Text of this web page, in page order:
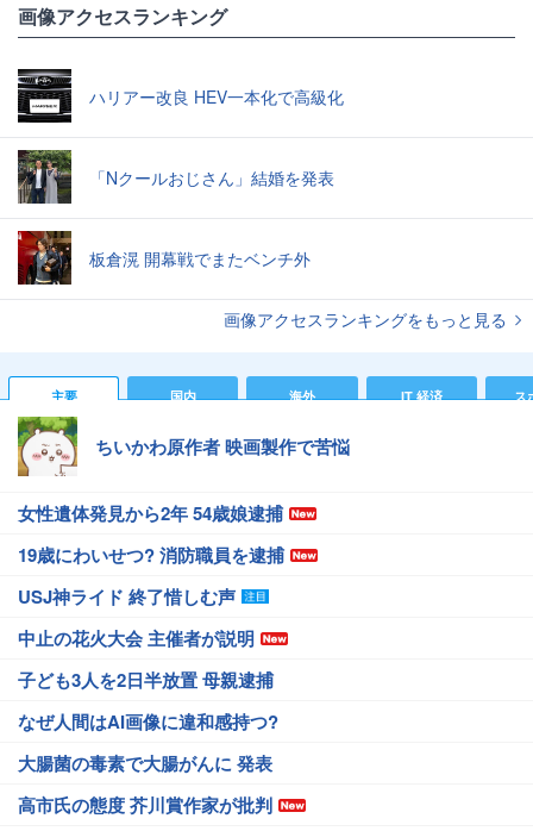
画像アクセスランキング
ハリアー改良 HEV一本化で高級化
「Nクールおじさん」結婚を発表
板倉滉 開幕戦でまたベンチ外
画像アクセスランキングをもっと見る
主要 国内 海外 IT 経済 ス
ちいかわ原作者 映画製作で苦悩
女性遺体発見から2年 54歳娘逮捕
19歳にわいせつ? 消防職員を逮捕
USJ神ライド 終了惜しむ声
中止の花火大会 主催者が説明
子ども3人を2日半放置 母親逮捕
なぜ人間はAI画像に違和感持つ?
大腸菌の毒素で大腸がんに 発表
高市氏の態度 芥川賞作家が批判